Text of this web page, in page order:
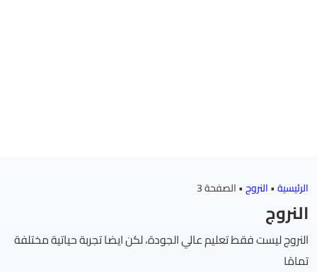
الرئيسية•النروج•الصفحة 3
النروج
النروج ليست فقط تعليم عالي الجودة، لكن ايضا تجربة حياتية مختلفة
تمامًا